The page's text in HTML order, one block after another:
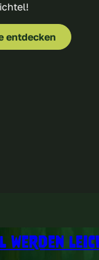
entdecken
werden